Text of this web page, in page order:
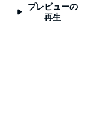
プレビューの
再生